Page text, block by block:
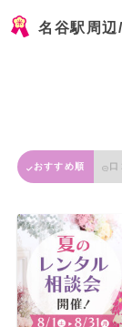
名谷駅周
おすすめ順 口